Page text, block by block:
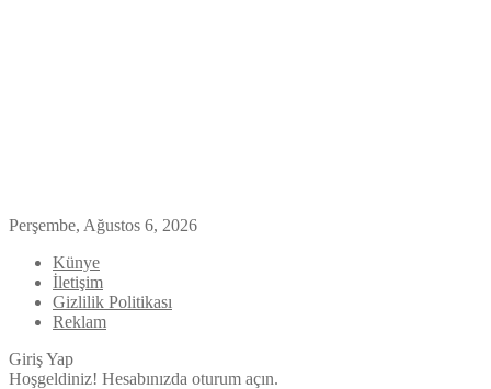
Perşembe, Ağustos 6, 2026
Künye
İletişim
Gizlilik Politikası
Reklam
Giriş Yap
Hoşgeldiniz! Hesabınızda oturum açın.